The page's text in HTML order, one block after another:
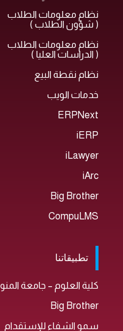
نظام معلومات الطلاب
( شؤون الطلاب )
نظام معلومات الطلاب
( الدراسات العليا )
نظام نقطة البيع
خدمات الويب
ERPNext
iERP
iLawyer
iArc
Big Brother
CompuLMS
تطبيقاتنا
كلية العلوم – جامعة
Big Brother
سمو الشفاء للإستقدام